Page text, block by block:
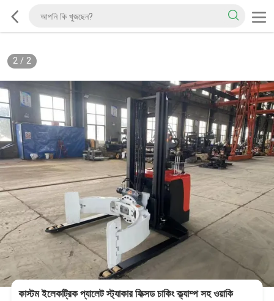
2/ 2
কাস্টম ইলেকট্রিক প্যালেট স্ট্যাকার ফিক্সড চাকিং ক্ল্যাম্প সহ ওয়াকি